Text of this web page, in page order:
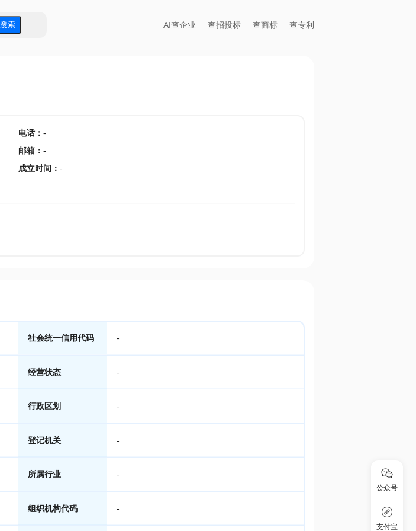
搜 索 AI查企业 查招投标 查商标 查专利
电话： -
邮箱 ： -
成立时间 ： -
社会统一信用代码 -
经营状态 -
行政区划 -
登记机关 -
所属行业 -
组织机构代码 -
公众号
支付宝